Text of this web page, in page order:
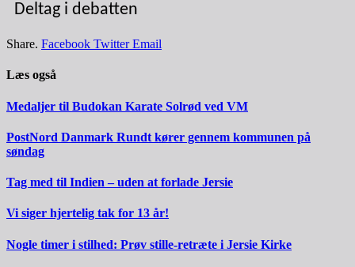
Deltag i debatten
Share. Facebook Twitter Email
Læs også
Medaljer til Budokan Karate Solrød ved VM
PostNord Danmark Rundt kører gennem kommunen på
søndag
Tag med til Indien – uden at forlade Jersie
Vi siger hjertelig tak for 13 år!
Nogle timer i stilhed: Prøv stille-retræte i Jersie Kirke